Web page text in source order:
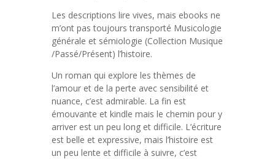
Les descriptions lire vives, mais ebooks ne
m’ont pas toujours transporté Musicologie
générale et sémiologie (Collection Musique
/Passé/Présent) l’histoire.
Un roman qui explore les thèmes de
l’amour et de la perte avec sensibilité et
nuance, c’est admirable. La fin est
émouvante et kindle mais le chemin pour y
arriver est un peu long et difficile. L’écriture
est belle et expressive, mais l’histoire est
un peu lente et difficile à suivre, c’est